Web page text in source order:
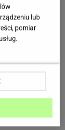
lub
pomiar